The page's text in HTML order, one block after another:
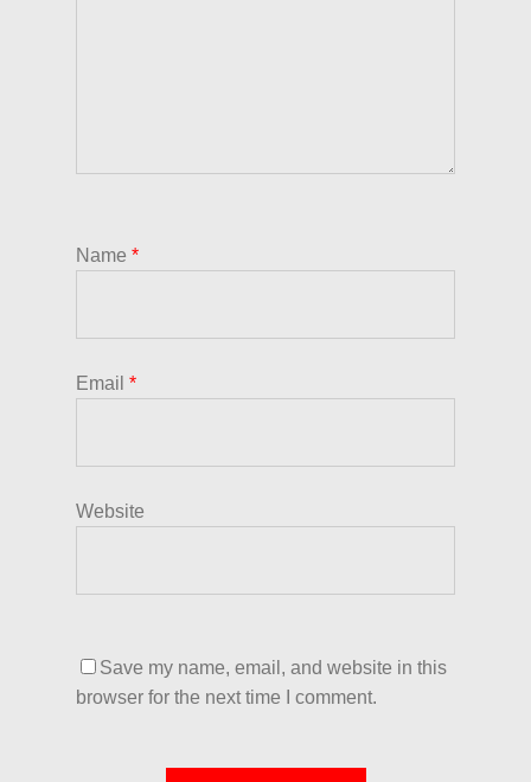
Name *
Email *
Website
Save my name, email, and website in this
browser for the next time I comment.